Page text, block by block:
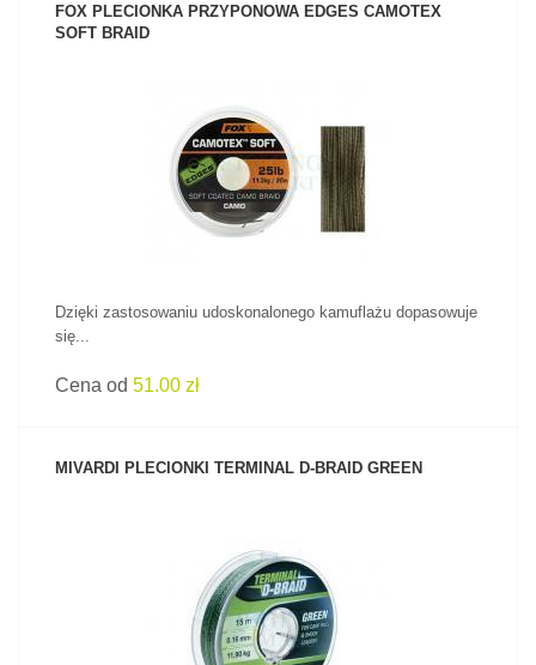
FOX PLECIONKA PRZYPONOWA EDGES CAMOTEX
SOFT BRAID
ZOBACZ PRODUKT
Dzięki zastosowaniu udoskonalonego kamuflażu dopasowuje
się...
Cena od 51.00 zł
MIVARDI PLECIONKI TERMINAL D‑BRAID GREEN
ZOBACZ PRODUKT